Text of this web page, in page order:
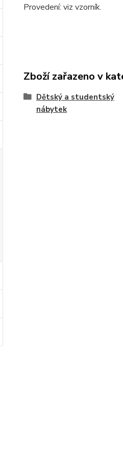
Provedení: viz vzorník.
Zboží zařazeno v
Dětský a studentský
nábytek